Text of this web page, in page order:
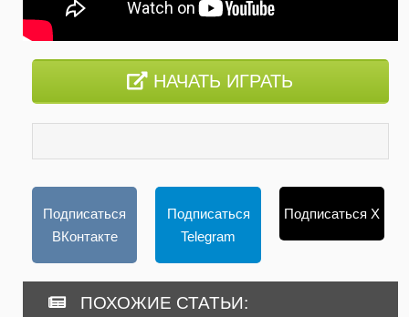
НАЧАТЬ ИГРАТЬ
Подписаться
ВКонтакте
Подписаться
Telegram
Подписаться X
ПОХОЖИЕ СТАТЬИ: